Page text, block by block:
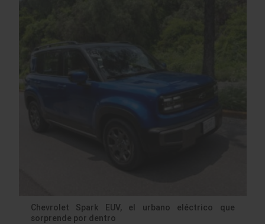
Chevrolet Spark EUV, el urbano eléctrico que
sorprende por dentro